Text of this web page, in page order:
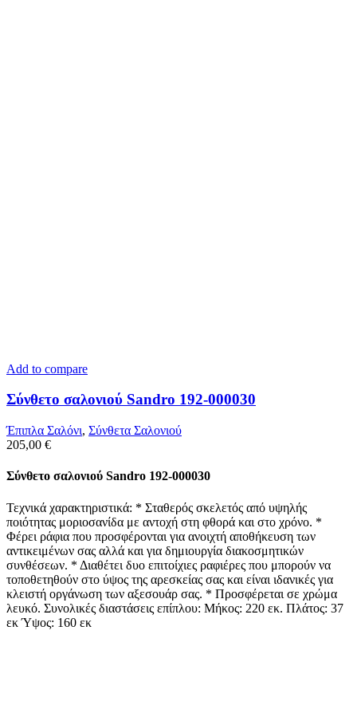
Add to compare
Σύνθετο σαλονιού Sandro 192-000030
Έπιπλα Σαλόνι, Σύνθετα Σαλονιού
205,00 €
Σύνθετο σαλονιού Sandro 192-000030
Τεχνικά χαρακτηριστικά: * Σταθερός σκελετός από υψηλής
ποιότητας μοριοσανίδα με αντοχή στη φθορά και στο χρόνο. *
Φέρει ράφια που προσφέρονται για ανοιχτή αποθήκευση των
αντικειμένων σας αλλά και για δημιουργία διακοσμητικών
συνθέσεων. * Διαθέτει δυο επιτοίχιες ραφιέρες που μπορούν να
τοποθετηθούν στο ύψος της αρεσκείας σας και είναι ιδανικές για
κλειστή οργάνωση των αξεσουάρ σας. * Προσφέρεται σε χρώμα
λευκό. Συνολικές διαστάσεις επίπλου: Μήκος: 220 εκ. Πλάτος: 37
εκ Ύψος: 160 εκ